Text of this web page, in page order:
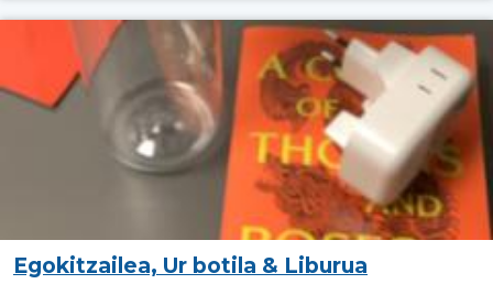
Egokitzailea, Ur botila & Liburua